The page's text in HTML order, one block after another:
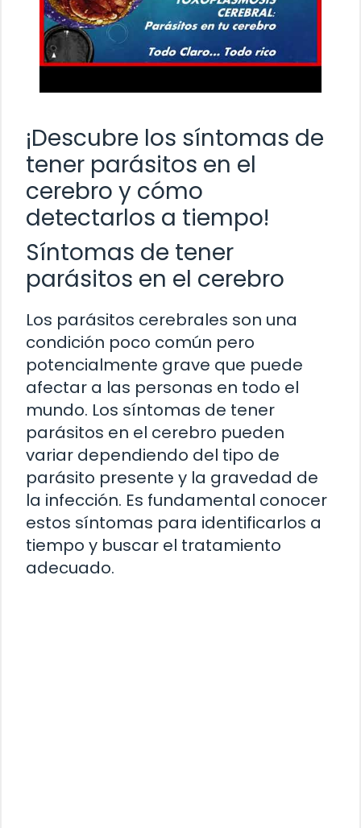
¡Descubre los síntomas de
tener parásitos en el
cerebro y cómo
detectarlos a tiempo!
Síntomas de tener
parásitos en el cerebro
Los parásitos cerebrales son una
condición poco común pero
potencialmente grave que puede
afectar a las personas en todo el
mundo. Los síntomas de tener
parásitos en el cerebro pueden
variar dependiendo del tipo de
parásito presente y la gravedad de
la infección. Es fundamental conocer
estos síntomas para identificarlos a
tiempo y buscar el tratamiento
adecuado.